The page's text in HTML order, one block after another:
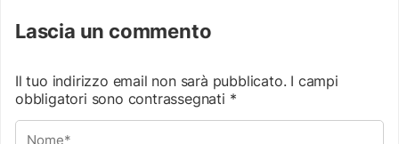
Lascia un commento
Il tuo indirizzo email non sarà pubblicato. I campi
obbligatori sono contrassegnati *